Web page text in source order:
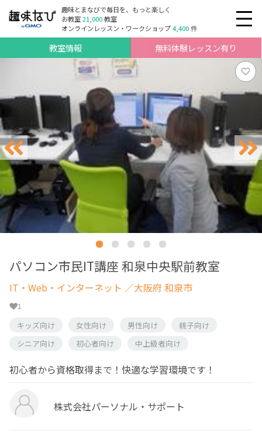
趣味とまなびで毎日を、もっと楽しく
お教室21,000教室
オンラインレッスン・ワークショップ4,400件
教室情報 無料体験レッスン有り
パソコン市民IT講座 和泉中央駅前教室
IT・Web・インターネット ／大阪府 和泉市
1
キッズ向け
女性向け 男性向け
親子向け
シニア向け
初心者向け 中上級者向け
初心者から資格取得まで！快適な学習環境です！
株式会社パーソナル・サポート